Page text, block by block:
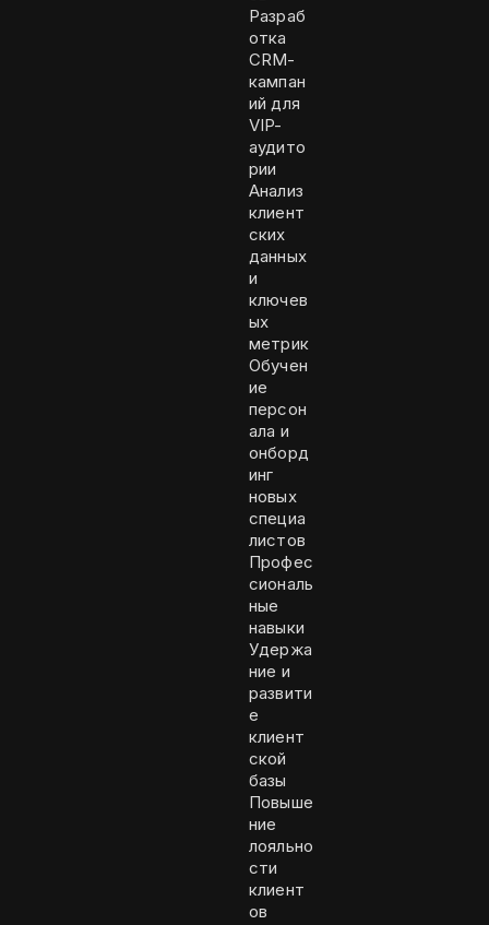
Разраб
отка
CRM-
кампан
ий для
VIP-
аудито
рии
Анализ
клиент
ских
данных
и
ключев
ых
метрик
Обучен
ие
персон
ала и
онборд
инг
новых
специа
листов
Профес
сиональ
ные
навыки
Удержа
ние и
развити
е
клиент
ской
базы
Повыше
ние
лояльно
сти
клиент
ов